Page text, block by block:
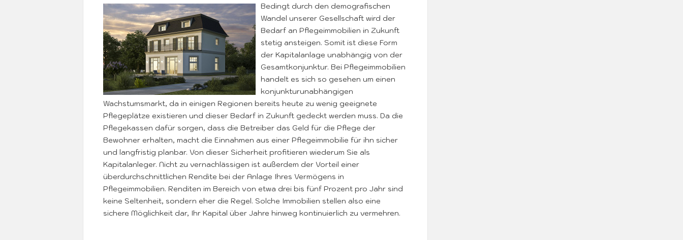
Bedingt durch den demografischen
Wandel unserer Gesellschaft wird der
Bedarf an Pflegeimmobilien in Zukunft
stetig ansteigen. Somit ist diese Form
der Kapitalanlage unabhängig von der
Gesamtkonjunktur. Bei Pflegeimmobilien
handelt es sich so gesehen um einen
konjunkturunabhängigen
Wachstumsmarkt, da in einigen Regionen bereits heute zu wenig geeignete
Pflegeplätze existieren und dieser Bedarf in Zukunft gedeckt werden muss. Da die
Pflegekassen dafür sorgen, dass die Betreiber das Geld für die Pflege der
Bewohner erhalten, macht die Einnahmen aus einer Pflegeimmobilie für ihn sicher
und langfristig planbar. Von dieser Sicherheit profitieren wiederum Sie als
Kapitalanleger. Nicht zu vernachlässigen ist außerdem der Vorteil einer
überdurchschnittlichen Rendite bei der Anlage Ihres Vermögens in
Pflegeimmobilien. Renditen im Bereich von etwa drei bis fünf Prozent pro Jahr sind
keine Seltenheit, sondern eher die Regel. Solche Immobilien stellen also eine
sichere Möglichkeit dar, Ihr Kapital über Jahre hinweg kontinuierlich zu vermehren.